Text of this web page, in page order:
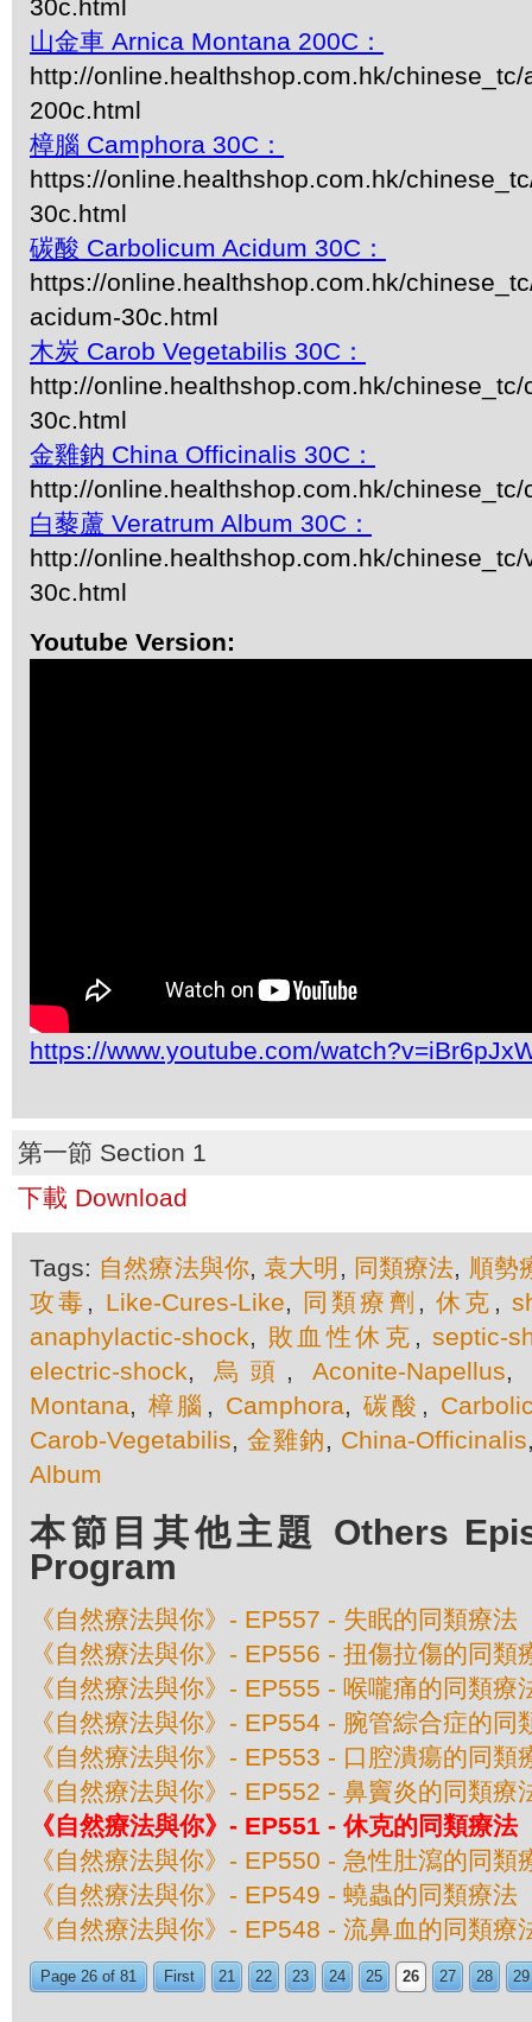
30c.html
山金車 Arnica Montana 200C：
http://online.healthshop.com.hk/
200c.html
樟腦 Camphora 30C：
https://online.healthshop.com.hk/
30c.html
碳酸 Carbolicum Acidum 30C：
https://online.healthshop.com.hk/
acidum-30c.html
木炭 Carob Vegetabilis 30C：
http://online.healthshop.com.hk/
30c.html
金雞鈉 China Officinalis 30C：
http://online.healthshop.com.hk/
白藜蘆 Veratrum Album 30C：
http://online.healthshop.com.hk/
30c.html
Youtube Version:
https://www.youtube.com/
第一節 Section 1
下載 Download
Tags: 自然療法與你,袁大明 , 同類療法, 順勢
攻毒 , Like-Cures-Like, 同類療劑 ,休克 ,
anaphylactic-shock, 敗血性休克 ,septic-
electric-shock, 烏頭 ,Aconite-Napellus,
Montana, 樟腦 , Camphora, 碳酸 ,
Carob-Vegetabilis, 金雞鈉, China-Officinalis
Album
本節目其他主題 Others
Program
《自然療法與你》- EP557 - 失眠的同類療法
《自然療法與你》- EP556 - 扭傷拉傷的同類
《自然療法與你》- EP555 - 喉嚨痛的同類療
《自然療法與你》- EP554 - 腕管綜合症的同
《自然療法與你》- EP553 - 口腔潰瘍的同類
《自然療法與你》- EP552 - 鼻竇炎的同類療
《自然療法與你》- EP551 - 休克的同類療法
《自然療法與你》- EP550 - 急性肚瀉的同類
《自然療法與你》- EP549 - 蟯蟲的同類療法
《自然療法與你》- EP548 - 流鼻血的同類療
Page 26 of 81 First 21 22 23 24 25 26 27 28 29